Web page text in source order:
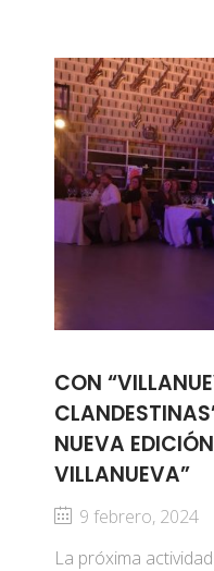
CON
NUEVA
VILLANUEVA”
9 febrero, 2024
La próxima